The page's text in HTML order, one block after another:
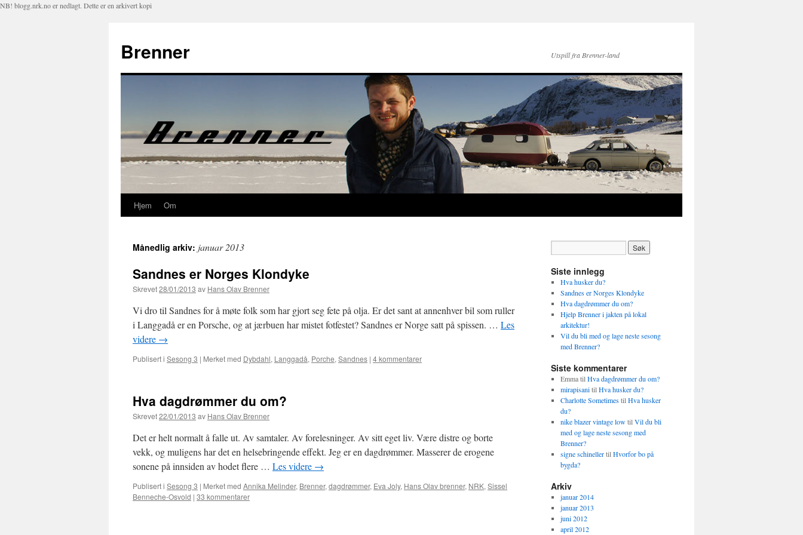
NB! blogg.nrk.no er nedlagt. Dette er en arkivert kopi
Brenner Utspill fra Brenner-land
Hopp
innhold
Hjem Om
Månedlig arkiv: januar 2013
Sandnes er Norges Klondyke
Skrevet28/01/2013 av Hans Olav Brenner
Vi dro til Sandnes for å møte folk som har gjort seg fete på olja. Er det sant at annenhver bil som ruller
i Langgadå er en Porsche, og at jærbuen har mistet fotfestet? Sandnes er Norge satt på spissen. … Les
videre →
Publisert i Sesong 3 | Merket med Dybdahl, Langgadå, Porche, Sandnes | 4 kommentarer
Hva dagdrømmer du om?
Skrevet22/01/2013 av Hans Olav Brenner
Det er helt normalt å falle ut. Av samtaler. Av forelesninger. Av sitt eget liv. Være distre og borte
vekk, og muligens har det en helsebringende effekt. Jeg er en dagdrømmer. Masserer de erogene
sonene på innsiden av hodet flere … Les videre →
Publisert i Sesong 3 | Merket med Annika Melinder, Brenner, dagdrømmer, Eva Joly, Hans Olav brenner, NRK, Sissel
Benneche-Osvold | 33 kommentarer
Siste innlegg
Hva husker du?
Sandnes er Norges Klondyke
Hva dagdrømmer du om?
Hjelp Brenner i jakten på lokal
arkitektur!
Vil du bli med og lage neste sesong
med Brenner?
Siste kommentarer
EmmatilHva dagdrømmer du om?
mirapisanitilHva husker du?
Charlotte SometimestilHva husker
du?
nike blazer vintage lowtilVil du bli
med og lage neste sesong med
Brenner?
signe schinellertilHvorfor bo på
bygda?
Arkiv
januar 2014
januar 2013
juni 2012
april 2012